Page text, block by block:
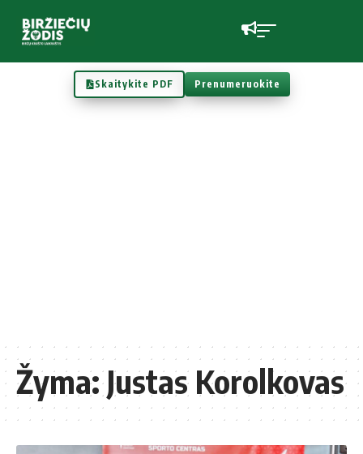
Skaitykite PDF Prenumeruokite
Žyma:Justas Korolkovas